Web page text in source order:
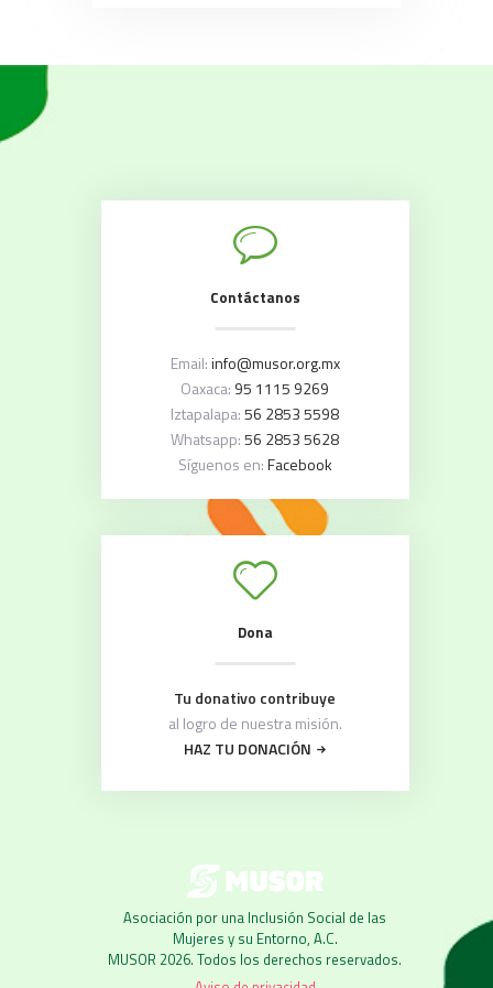
Contáctanos
Email:info@musor.org.mx
Oaxaca: 95 1115 9269
Iztapalapa:56 2853 5598
Whatsapp:56 2853 5628
Síguenos en:Facebook
Dona
Tu donativo contribuye
al logro de nuestra misión.
HAZ TU DONACIÓN
Asociación por una Inclusión Social de las
Mujeres y su Entorno, A.C.
MUSOR 2026. Todos los derechos reservados.